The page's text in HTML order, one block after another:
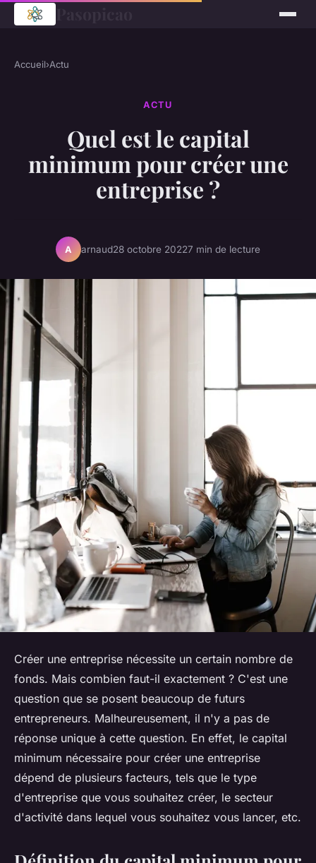
Accueil›Actu
ACTU
Quel est le capital
minimum pour créer une
entreprise ?
A arnaud28 octobre 20227 min de lecture
Créer une entreprise nécessite un certain nombre de
fonds. Mais combien faut-il exactement ? C'est une
question que se posent beaucoup de futurs
entrepreneurs. Malheureusement, il n'y a pas de
réponse unique à cette question. En effet, le capital
minimum nécessaire pour créer une entreprise
dépend de plusieurs facteurs, tels que le type
d'entreprise que vous souhaitez créer, le secteur
d'activité dans lequel vous souhaitez vous lancer, etc.